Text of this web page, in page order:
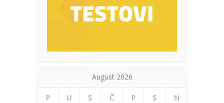
August 2026
P U S Č P S N